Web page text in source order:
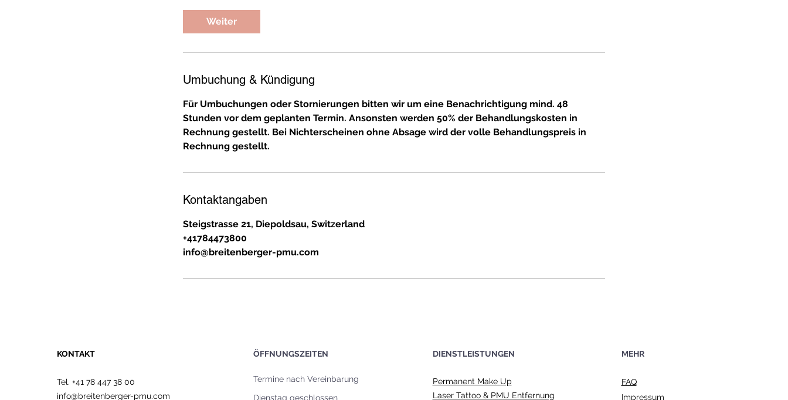
d
Weiter
Umbuchung & Kündigung
Für Umbuchungen oder Stornierungen bitten wir um eine Benachrichtigung mind. 48
Stunden vor dem geplanten Termin. Ansonsten werden 50% der Behandlungskosten in
Rechnung gestellt. Bei Nichterscheinen ohne Absage wird der volle Behandlungspreis in
Rechnung gestellt.
Kontaktangaben
Steigstrasse 21, Diepoldsau, Switzerland
+41784473800
info@breitenberger-pmu.com
KONTAKT
Tel. +41 78 447 38 00
info@breitenberger-pmu.com
ÖFFNUNGSZEITEN
Termine nach Vereinbarung
Dienstag geschlossen
DIENSTLEISTUNGEN
Permanent Make Up
Laser Tattoo & PMU Entfernung
MEHR
FAQ
Impressum